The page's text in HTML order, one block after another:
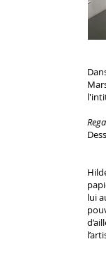
lui